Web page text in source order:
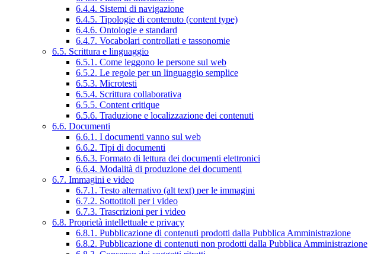
6.4.4. Sistemi di navigazione
6.4.5. Tipologie di contenuto (content type)
6.4.6. Ontologie e standard
6.4.7. Vocabolari controllati e tassonomie
6.5. Scrittura e linguaggio
6.5.1. Come leggono le persone sul web
6.5.2. Le regole per un linguaggio semplice
6.5.3. Microtesti
6.5.4. Scrittura collaborativa
6.5.5. Content critique
6.5.6. Traduzione e localizzazione dei contenuti
6.6. Documenti
6.6.1. I documenti vanno sul web
6.6.2. Tipi di documenti
6.6.3. Formato di lettura dei documenti elettronici
6.6.4. Modalità di produzione dei documenti
6.7. Immagini e video
6.7.1. Testo alternativo (alt text) per le immagini
6.7.2. Sottotitoli per i video
6.7.3. Trascrizioni per i video
6.8. Proprietà intellettuale e privacy
6.8.1. Pubblicazione di contenuti prodotti dalla Pubblica Amministrazione
6.8.2. Pubblicazione di contenuti non prodotti dalla Pubblica Amministrazione